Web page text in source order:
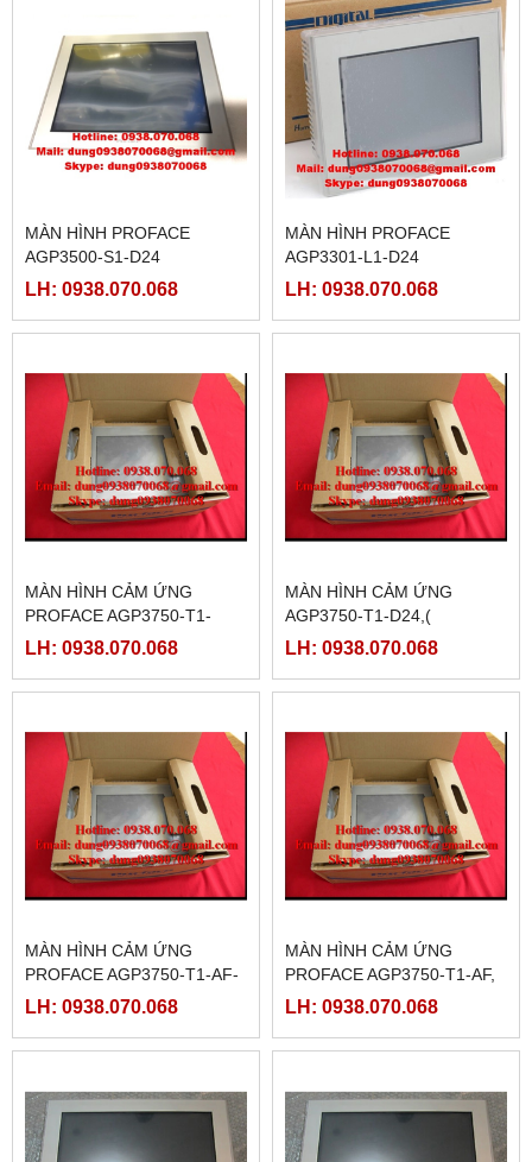
MÀN HÌNH PROFACE
AGP3500-S1-D24
LH: 0938.070.068
MÀN HÌNH PROFACE
AGP3301-L1-D24
LH: 0938.070.068
MÀN HÌNH CẢM ỨNG
PROFACE AGP3750-T1-
D24-M, ( PFXGP3750TADC )
LH: 0938.070.068
MÀN HÌNH CẢM ỨNG
AGP3750-T1-D24,(
PFXGP3750TAD )
LH: 0938.070.068
MÀN HÌNH CẢM ỨNG
PROFACE AGP3750-T1-AF-
M,( PFXGP3750TAAC )
LH: 0938.070.068
MÀN HÌNH CẢM ỨNG
PROFACE AGP3750-T1-AF,
(PFXGP3750TAA )
LH: 0938.070.068